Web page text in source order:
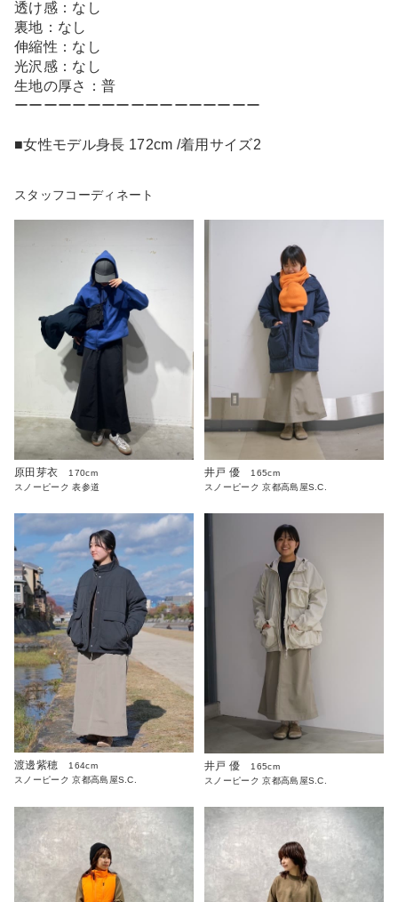
透け感：なし
裏地：なし
伸縮性：なし
光沢感：なし
生地の厚さ：普
ーーーーーーーーーーーーーーーーー
■女性モデル身長 172cm /着用サイズ2
スタッフコーディネート
原田芽衣
170cm
スノーピーク 表参道
井戸 優
165cm
スノーピーク 京都高島屋S.C.
渡邊紫穂
164cm
スノーピーク 京都高島屋S.C.
井戸 優
165cm
スノーピーク 京都高島屋S.C.